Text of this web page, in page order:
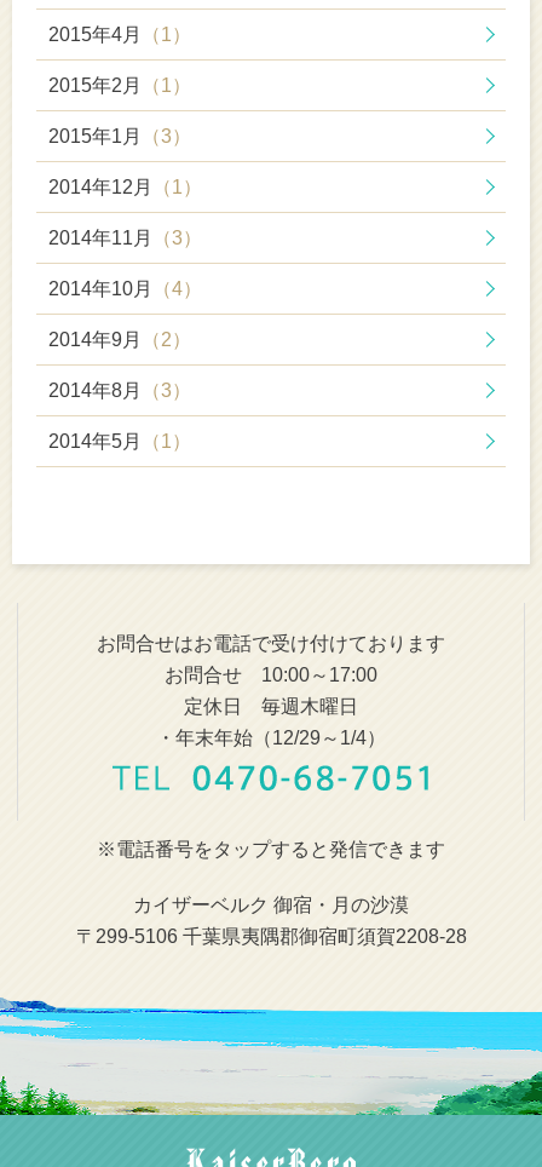
2015年4月 （1）
2015年2月 （1）
2015年1月 （3）
2014年12月 （1）
2014年11月 （3）
2014年10月 （4）
2014年9月 （2）
2014年8月 （3）
2014年5月 （1）
お問合せはお電話で受け付けております
お問合せ 10:00～17:00
定休日 毎週木曜日
・年末年始（12/29～1/4）
※電話番号をタップすると発信できます
カイザーベルク 御宿・月の沙漠
〒299-5106 千葉県夷隅郡御宿町須賀2208-28